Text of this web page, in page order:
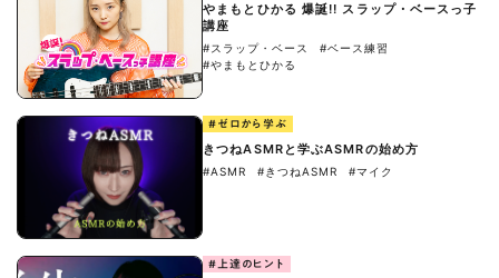
やまもとひかる 爆誕!! スラップ・ベースっ子
講座
#スラップ・ベース
#ベース練習
#やまもとひかる
#ゼロから学ぶ
きつねASMRと学ぶASMRの始め方
#ASMR #きつねASMR #マイク
#上達のヒント